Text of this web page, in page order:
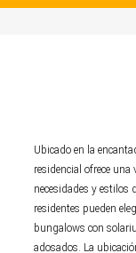
Ubicado en la
residencial ofrece
necesidades y
residentes pueden
bungalows con
adosados. La